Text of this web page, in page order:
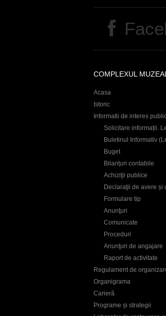
i
i
COMPLEXUL
Acasa
Istoric
Informatii de interes
Solicitare informații.
Buletinul Informativ
Buget
Bilanțuri contabile
Achiziţii publice
Declaraţii de avere și
Formulare tip
Anunţuri
Comunicate
Proceduri
Anunţuri de angajare
Raport de activitate
Regulament de
Organigrama
Carieră
Programe și strategii